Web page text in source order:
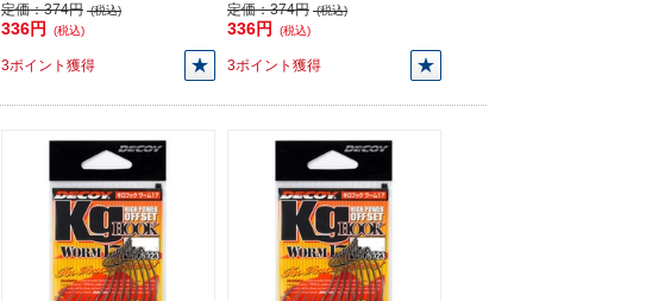
定価：374円 (税込)
336円 (税込)
3ポイント獲得
定価：374円 (税込)
336円 (税込)
3ポイント獲得